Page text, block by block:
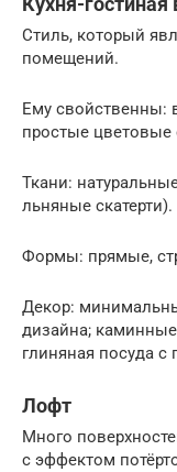
Стиль, который
помещений.
Ему свойственны:
простые цветовые
Ткани:
льняные скатерти).
Формы: прямые,
Декор:
дизайна;
глиняная посуда
Лофт
Много
с эффектом